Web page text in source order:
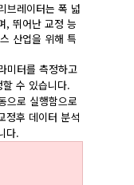
브레이터는 폭 넓
, 뛰어난 교정 능
산업을 위해 특
미터를 측정하고
수 있습니다.
으로 실행함으로
정후 데이터 분석
다.